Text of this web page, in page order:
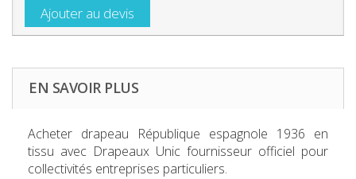
Ajouter au devis
EN SAVOIR PLUS
Acheter drapeau République espagnole 1936 en
tissu avec Drapeaux Unic fournisseur officiel pour
collectivités entreprises particuliers.